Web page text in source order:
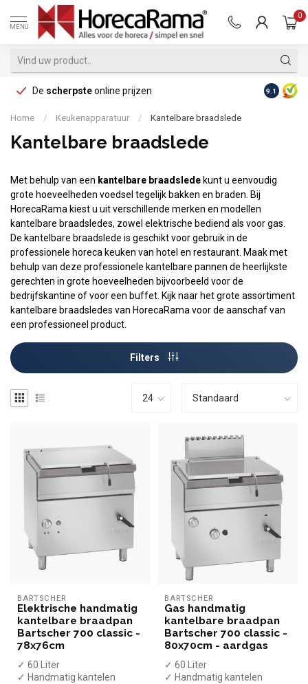
MENU
0
De scherpsteonline prijzen Op
9.1
Home / Keukenapparatuur / Kantelbare braadslede
Kantelbare braadslede
Met behulp van een kantelbare braadslede kunt u eenvoudig
grote hoeveelheden voedsel tegelijk bakken en braden. Bij
HorecaRama kiest u uit verschillende merken en modellen
kantelbare braadsledes, zowel elektrische bediend als voor gas.
De kantelbare braadslede is geschikt voor gebruik in de
professionele horeca keuken van hotel en restaurant. Maak met
behulp van deze professionele kantelbare pannen de heerlijkste
gerechten in grote hoeveelheden bijvoorbeeld voor de
bedrijfskantine of voor een buffet. Kijk naar het grote assortiment
kantelbare braadsledes van HorecaRama voor de aanschaf van
een professioneel product.
Filters
BARTSCHER
Elektrische handmatig
kantelbare braadpan
Bartscher 700 classic -
78x76cm
✓ 60 Liter
✓ Handmatig kantelen
BARTSCHER
Gas handmatig
kantelbare braadpan
Bartscher 700 classic -
80x70cm - aardgas
✓ 60 Liter
✓ Handmatig kantelen